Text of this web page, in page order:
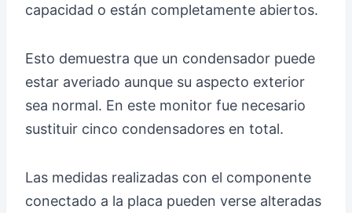
capacidad o están completamente abiertos.
Esto demuestra que un condensador puede
estar averiado aunque su aspecto exterior
sea normal. En este monitor fue necesario
sustituir cinco condensadores en total.
Las medidas realizadas con el componente
conectado a la placa pueden verse alteradas